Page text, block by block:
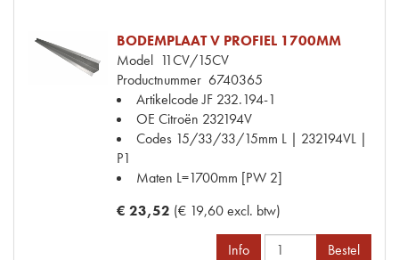
BODEMPLAAT V PROFIEL 1700MM
Model 11CV/15CV
Productnummer 6740365
Artikelcode JF 232.194-1
OE Citroën 232194V
Codes 15/33/33/15mm L | 232194VL |
P1
Maten L=1700mm [PW 2]
€ 23,52 (€ 19,60 excl. btw)
Info Bestel